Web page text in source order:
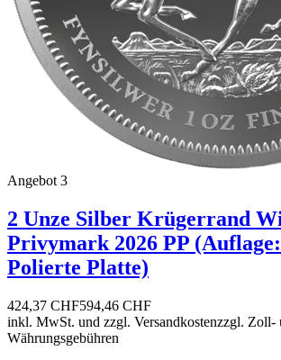
Angebot 3
2 Unze Silber Krügerrand
Privymark 2026 PP (Auflage:
Polierte Platte)
424,37 CHF594,46 CHF
inkl. MwSt. und zzgl. Versandkostenzzgl. Zoll-
Währungsgebühren